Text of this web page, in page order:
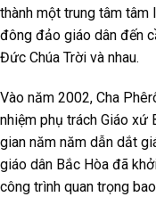
thành một trung tâm tâm
đông đảo giáo dân đến
Đức Chúa Trời và nhau.
Vào năm 2002, Cha
nhiệm phụ trách Giáo xứ
gian năm năm dẫn dắt
giáo dân Bắc Hòa đã
công trình quan trọng